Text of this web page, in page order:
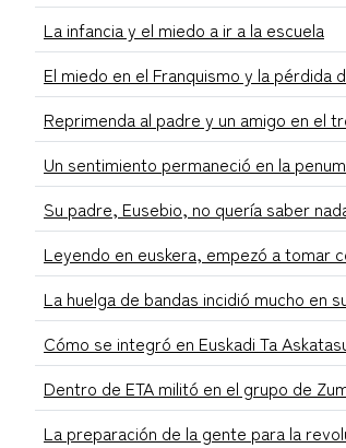
La infancia y el miedo a ir a la escuela
El miedo en el Franquismo y la pérdida
Reprimenda al padre y un amigo en el
Un sentimiento permaneció en la
Su padre, Eusebio, no quería saber
Leyendo en euskera, empezó a tomar
La huelga de bandas incidió mucho en
Cómo se integró en Euskadi Ta
Dentro de ETA militó en el grupo de
La preparación de la gente para la